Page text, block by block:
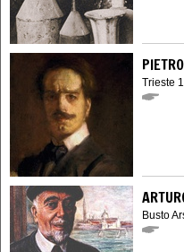
Trieste
Busto